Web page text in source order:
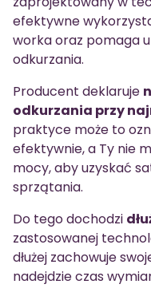
efektywne
worka oraz pomaga
odkurzania.
Producent deklaruje
odkurzania przy
praktyce może to
efektywnie, a Ty nie
mocy, aby uzyskać
sprzątania.
Do tego dochodzi
zastosowanej
dłużej zachowuje
nadejdzie czas